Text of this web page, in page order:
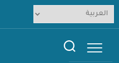
Skip
content